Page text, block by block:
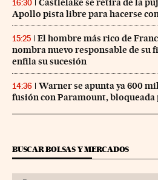
16:30
Castlelake se retira de la
Apollo pista libre para hacerse
15:25
El hombre más rico de
nombra nuevo responsable de su
enfila su sucesión
14:36
Warner se apunta ya 600
fusión con Paramount,
BUSCAR BOLSAS Y MERCADOS